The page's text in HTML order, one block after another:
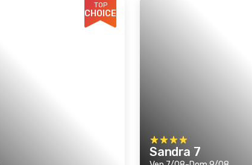
TOP
CHOICE
Sandra 7